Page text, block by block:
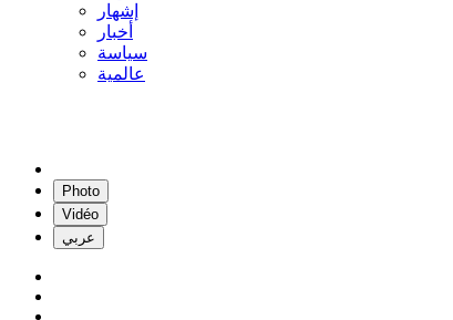
إشهار
أخبار
سياسة
عالمية
Photo
Vidéo
عربي